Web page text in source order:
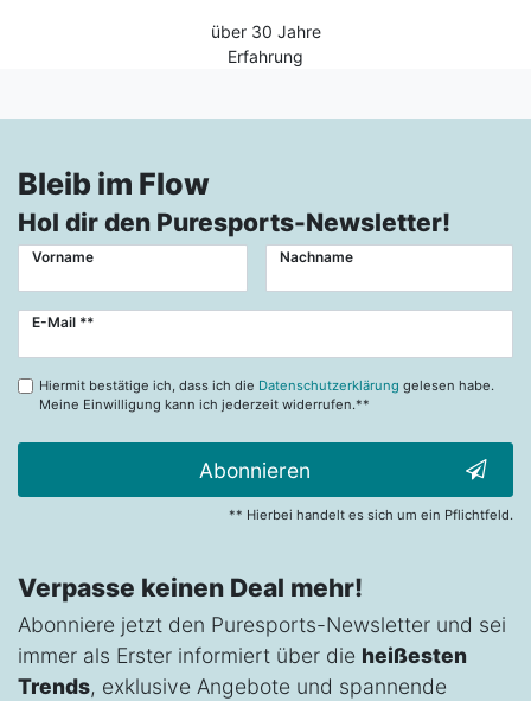
über 30 Jahre
Erfahrung
Bleib im Flow
Hol dir den Puresports-Newsletter!
Vorname Nachname
E-Mail **
Newsletter
Hiermit bestätige ich, dass ich die Datenschutzerklärung gelesen habe.
Meine Einwilligung kann ich jederzeit widerrufen.**
Abonnieren
** Hierbei handelt es sich um ein Pflichtfeld.
Verpasse keinen Deal mehr!
Abonniere jetzt den Puresports-Newsletter und sei
immer als Erster informiert über die heißesten
Trends, exklusive Angebote und spannende